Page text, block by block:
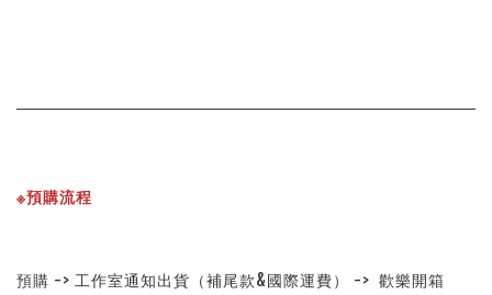
※預購流程
預購 -> 工作室通知出貨（補尾款&國際運費） -> 歡樂開箱